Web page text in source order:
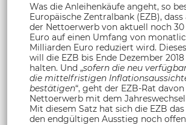
Was die Anleihenkäufe angeht, so
Europäische Zentralbank (EZB),
der Nettoerwerb von aktuell noch
Euro auf einen Umfang von
Milliarden Euro reduziert wird.
will die EZB bis Ende Dezember
halten. Und „sofern die neu
die mittelfristigen
bestätigen“, geht der EZB-Rat davon
Nettoerwerb mit dem
Mit diesem Satz hat sich die EZB
den endgültigen Ausstieg noch